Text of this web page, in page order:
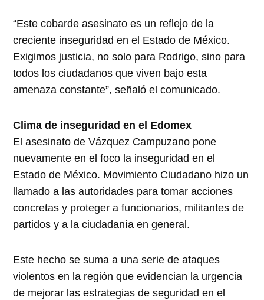
“Este cobarde asesinato es un reflejo de la
creciente inseguridad en el Estado de México.
Exigimos justicia, no solo para Rodrigo, sino para
todos los ciudadanos que viven bajo esta
amenaza constante”, señaló el comunicado.
Clima de inseguridad en el Edomex
El asesinato de Vázquez Campuzano pone
nuevamente en el foco la inseguridad en el
Estado de México. Movimiento Ciudadano hizo un
llamado a las autoridades para tomar acciones
concretas y proteger a funcionarios, militantes de
partidos y a la ciudadanía en general.
Este hecho se suma a una serie de ataques
violentos en la región que evidencian la urgencia
de mejorar las estrategias de seguridad en el